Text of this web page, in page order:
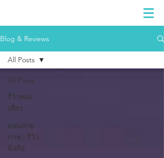
Blog & Reviews
All Posts
รีวิวท่อง
เที่ยว
สอนถ่าย
ภาพ | รีวิว
มือถือ
All Posts